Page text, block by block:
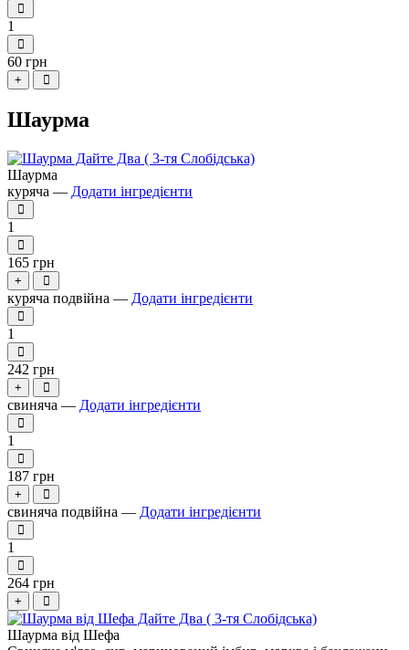
1
60 грн
+
Шаурма
Шаурма
куряча — Додати інгредієнти
1
165 грн
+
куряча подвійна — Додати інгредієнти
1
242 грн
+
свиняча — Додати інгредієнти
1
187 грн
+
свиняча подвійна — Додати інгредієнти
1
264 грн
+
Шаурма від Шефа